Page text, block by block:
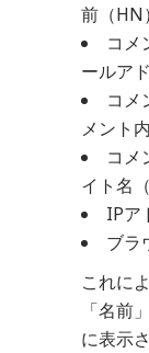
前（HN）
コメ
ールア
コメ
メント
コメ
イト名
IPア
ブラ
これに
「名前
に表示